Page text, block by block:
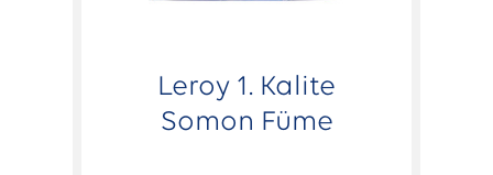
Leroy 1. Kalite
Somon Füme